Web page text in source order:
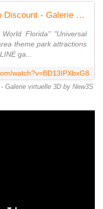
BILLY BOYS - Great Orlando Discount - Galerie virtuelle 3D by New3S - EN
Florida" "Universal
theme park attractions
ga...
watch?v=BD13IPXbxG8
Galerie virtuelle 3D by New3S